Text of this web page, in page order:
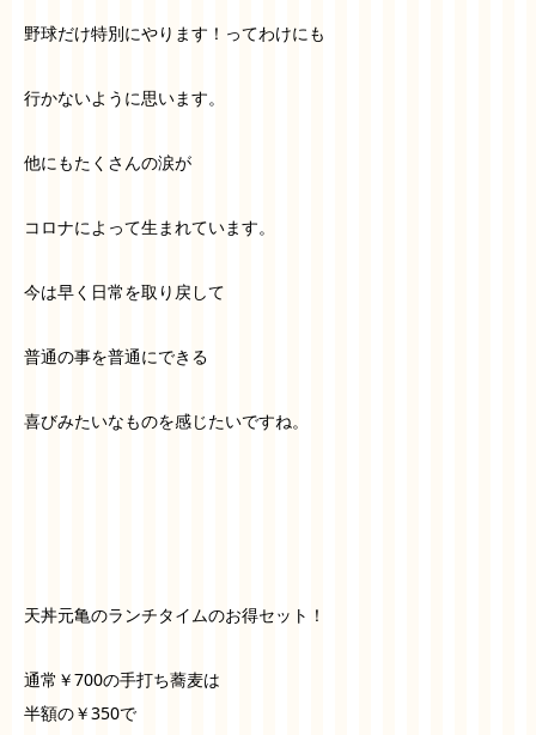
野球だけ特別にやります！ってわけにも
行かないように思います。
他にもたくさんの涙が
コロナによって生まれています。
今は早く日常を取り戻して
普通の事を普通にできる
喜びみたいなものを感じたいですね。
天丼元亀のランチタイムのお得セット！
通常￥700の手打ち蕎麦は
半額の￥350で